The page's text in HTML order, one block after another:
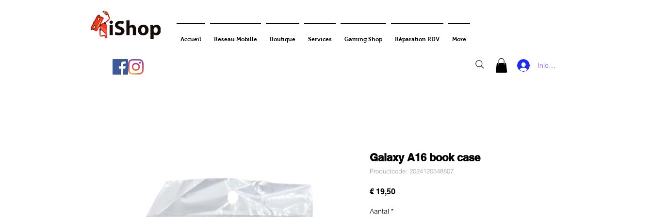
Accueil Reseau Mobille Boutique Services Gaming Shop Réparation RDV More
Inloggen
Galaxy A16 book case
Productcode: 2024120548807
€ 19,50Prijs
Aantal *